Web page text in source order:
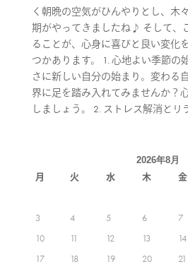
く朝晩の空気がひんやりとし、木
期がやってきましたね♪ そして、
ることが、心身に喜びと良い変化
つかあります。 1. 心地よい季節の
さに新しい自分の始まり。変わる
界に足を踏み入れてみませんか？
しましょう。 2. ストレス解消とリ
2026年8月
月 火 水 木 金
3
4 5 6 7
10
11 12 13 14
17
18 19 20 21